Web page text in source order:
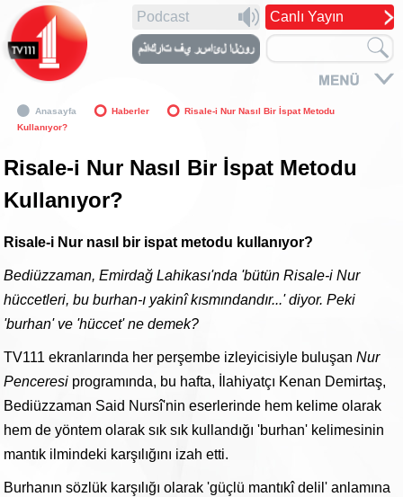
Canlı Yayın
Podcast
Anasayfa Haberler
Risale-i Nur Nasıl Bir İspat Metodu
Kullanıyor?
Risale-i Nur Nasıl Bir İspat Metodu
Kullanıyor?
Risale-i Nur nasıl bir ispat metodu kullanıyor?
Bediüzzaman, Emirdağ Lahikası'nda 'bütün Risale-i Nur
hüccetleri, bu burhan-ı yakinî kısmındandır...' diyor. Peki
'burhan' ve 'hüccet' ne demek?
TV111 ekranlarında her perşembe izleyicisiyle buluşanNur
Penceresi programında, bu hafta, İlahiyatçı Kenan Demirtaş,
Bediüzzaman Said Nursî'nin eserlerinde hem kelime olarak
hem de yöntem olarak sık sık kullandığı 'burhan' kelimesinin
mantık ilmindeki karşılığını izah etti.
Burhanın sözlük karşılığı olarak 'güçlü mantıkî delil' anlamına